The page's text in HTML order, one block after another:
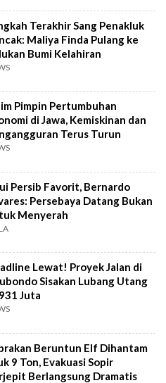
Terakhir Sang Penakluk
Maliya Finda Pulang ke
Bumi Kelahiran
Pimpin Pertumbuhan
di Jawa, Kemiskinan dan
Terus Turun
Persib Favorit, Bernardo
Persebaya Datang Bukan
Menyerah
Lewat! Proyek Jalan di
Sisakan Lubang Utang
Juta
Beruntun Elf Dihantam
9 Ton, Evakuasi Sopir
Berlangsung Dramatis